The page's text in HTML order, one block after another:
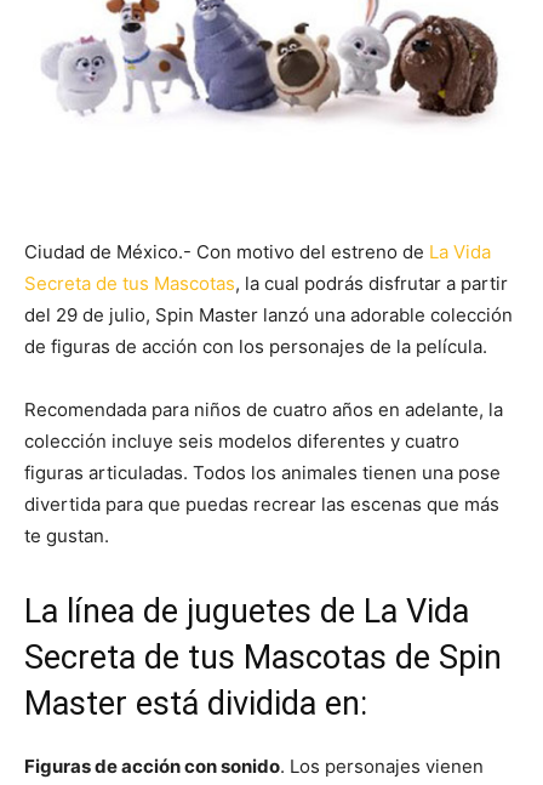
Ciudad de México.- Con motivo del estreno de La Vida
Secreta de tus Mascotas, la cual podrás disfrutar a partir
del 29 de julio, Spin Master lanzó una adorable colección
de figuras de acción con los personajes de la película.
Recomendada para niños de cuatro años en adelante, la
colección incluye seis modelos diferentes y cuatro
figuras articuladas. Todos los animales tienen una pose
divertida para que puedas recrear las escenas que más
te gustan.
La línea de juguetes de La Vida
Secreta de tus Mascotas de Spin
Master está dividida en:
Figuras de acción con sonido. Los personajes vienen